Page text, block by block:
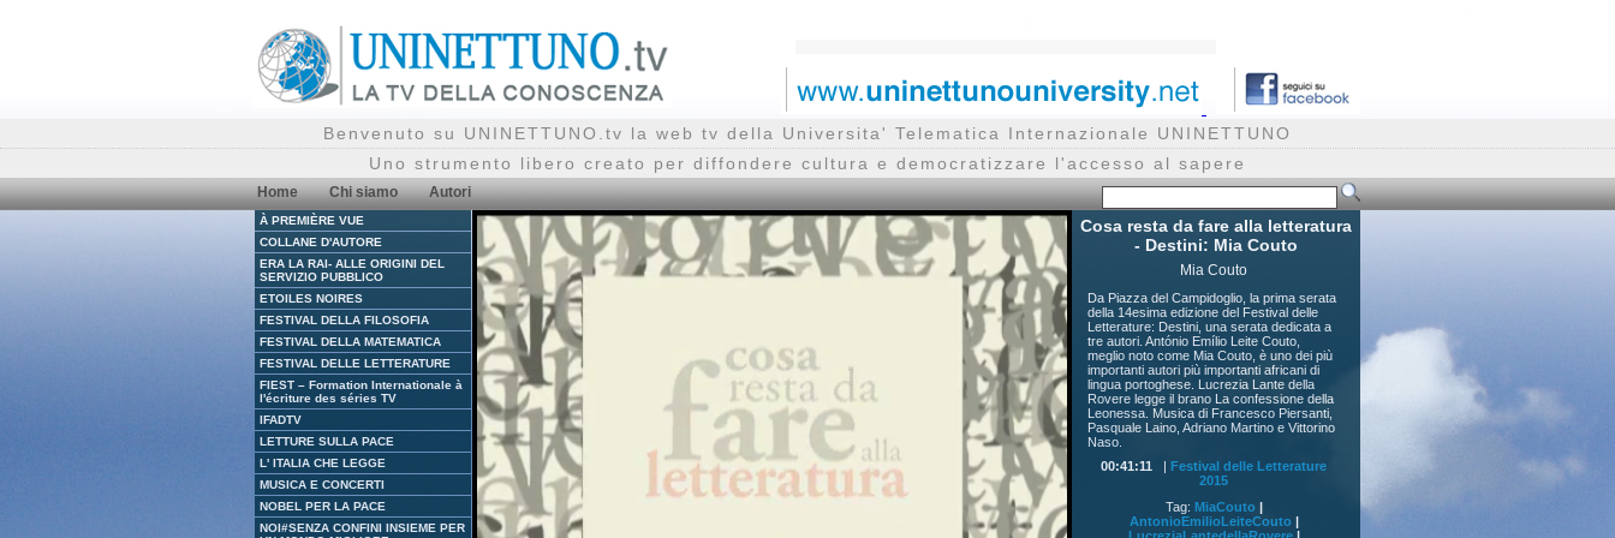
Benvenuto su UNINETTUNO.tv la web tv della Universita' Telematica Internazionale UNINETTUNO
Uno strumento libero creato per diffondere cultura e democratizzare l'accesso al sapere
Home Chi siamo Autori
À PREMIÈRE VUE
COLLANE D'AUTORE
ERA LA RAI- ALLE ORIGINI DEL
SERVIZIO PUBBLICO
ETOILES NOIRES
FESTIVAL DELLA FILOSOFIA
FESTIVAL DELLA MATEMATICA
FESTIVAL DELLE LETTERATURE
FIEST – Formation Internationale à
l'écriture des séries TV
IFADTV
LETTURE SULLA PACE
L' ITALIA CHE LEGGE
MUSICA E CONCERTI
NOBEL PER LA PACE
NOI#SENZA CONFINI INSIEME PER
Cosa resta da fare alla letteratura
- Destini: Mia Couto
Mia Couto
Da Piazza del Campidoglio, la prima serata
della 14esima edizione del Festival delle
Letterature: Destini, una serata dedicata a
tre autori. António Emílio Leite Couto,
meglio noto come Mia Couto, è uno dei più
importanti autori più importanti africani di
lingua portoghese. Lucrezia Lante della
Rovere legge il brano La confessione della
Leonessa. Musica di Francesco Piersanti,
Pasquale Laino, Adriano Martino e Vittorino
Naso.
00:41:11 | Festival delle Letterature
2015
Tag: MiaCouto |
AntonioEmilioLeiteCouto |